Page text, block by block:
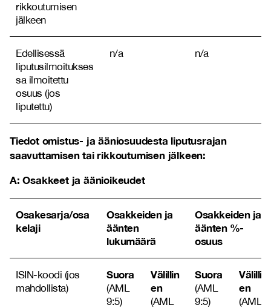
rikkoutumisen
jälkeen
Edellisessä
liputusilmoitukses
sa ilmoitettu
osuus (jos
liputettu)
n/a n/a
Tiedot omistus- ja ääniosuudesta liputusrajan
saavuttamisen tai rikkoutumisen jälkeen:
A: Osakkeet ja äänioikeudet
Osakesarja/osa
kelaji
Osakkeiden ja
äänten
lukumäärä
Osakkeiden ja
äänten %-
osuus
ISIN-koodi (jos
mahdollista)
Suora
(AML
9:5)
Välillin
en
(AML
Suora
(AML
9:5)
Välillin
en
(AML